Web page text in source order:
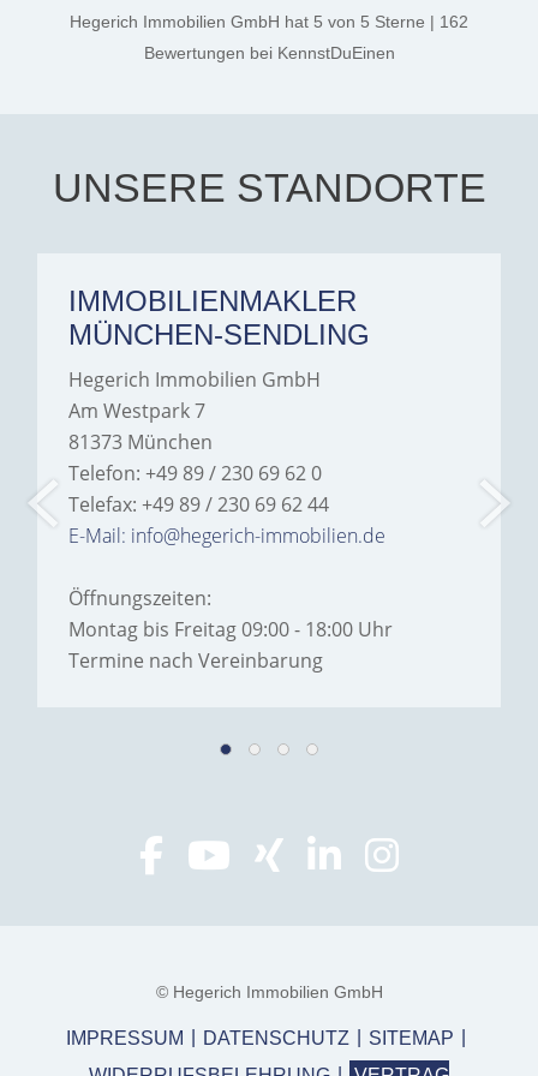
thanks, and a huge part of
the credit goes to Amelie
Jamrowâ€”she was
exceptionally professional,
Hegerich Immobilien to
anyone looking for a home.
Hegerich Immobilien GmbH hat 5 von 5 Sterne | 162
Bewertungen bei KennstDuEinen
UNSERE STANDORTE
IMMOBILIENMAKLER
MÜNCHEN-SENDLING
Hegerich Immobilien GmbH
Am Westpark 7
81373 München
Telefon: +49 89 / 230 69 62 0
Telefax: +49 89 / 230 69 62 44
E-Mail: info@hegerich-immobilien.de
Öffnungszeiten:
Montag bis Freitag 09:00 - 18:00 Uhr
Termine nach Vereinbarung
© Hegerich Immobilien GmbH
IMPRESSUM DATENSCHUTZ
SITEMAP